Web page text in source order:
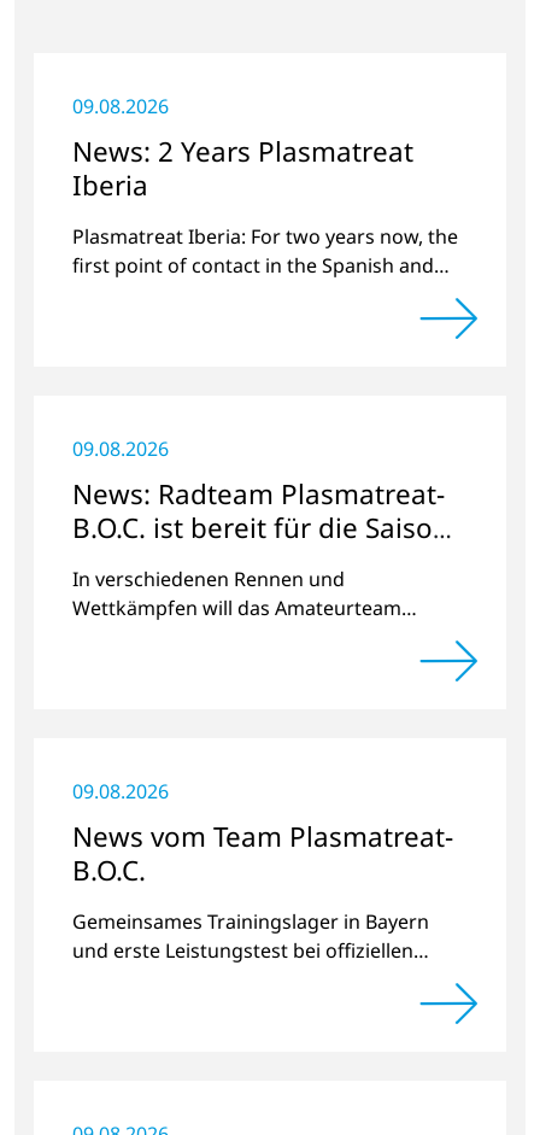
09.08.2026
News: 2 Years Plasmatreat
Iberia
Plasmatreat Iberia: For two years now, the
first point of contact in the Spanish and
09.08.2026
News: Radteam Plasmatreat-
B.O.C. ist bereit für die Saison
In verschiedenen Rennen und
Wettkämpfen will das Amateurteam
Projekt „Der Weg nach Hause“ sammeln.
09.08.2026
News vom Team Plasmatreat-
B.O.C.
Gemeinsames Trainingslager in Bayern
und erste Leistungstest bei offiziellen